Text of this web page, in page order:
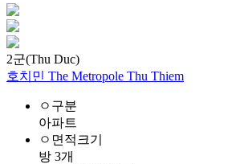
2군(Thu Duc)
호치민 The Metropole Thu Thiem
ㅇ구분
아파트
ㅇ면적크기
방 3개